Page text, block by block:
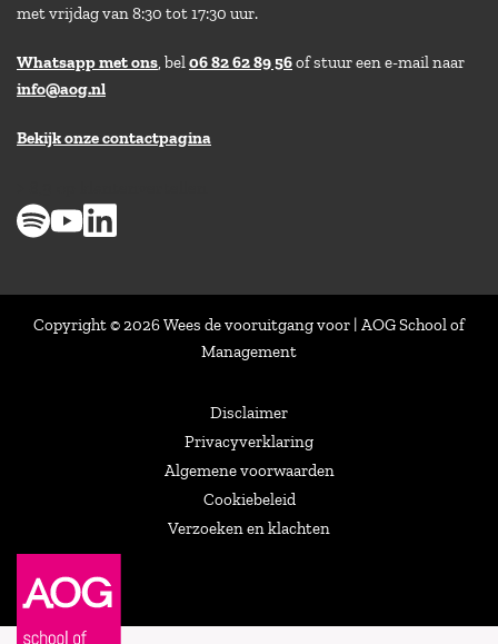
met vrijdag van 8:30 tot 17:30 uur.
Whatsapp met ons, bel06 82 62 89 56of stuur een e-mail naar
info@aog.nl
Bekijk onze contactpagina
Copyright © 2026 Wees de vooruitgang voor | AOG School of
Management
Disclaimer
Privacyverklaring
Algemene voorwaarden
Cookiebeleid
Verzoeken en klachten